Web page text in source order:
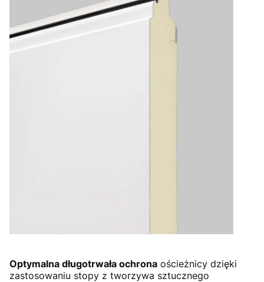
Optymalna długotrwała ochrona ościeżnicy dzięki
zastosowaniu stopy z tworzywa sztucznego